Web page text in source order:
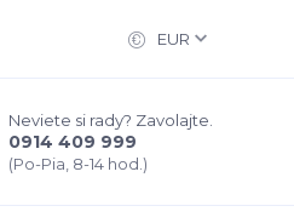
EUR
Neviete si rady? Zavolajte.
0914 409 999
(Po-Pia, 8-14 hod.)